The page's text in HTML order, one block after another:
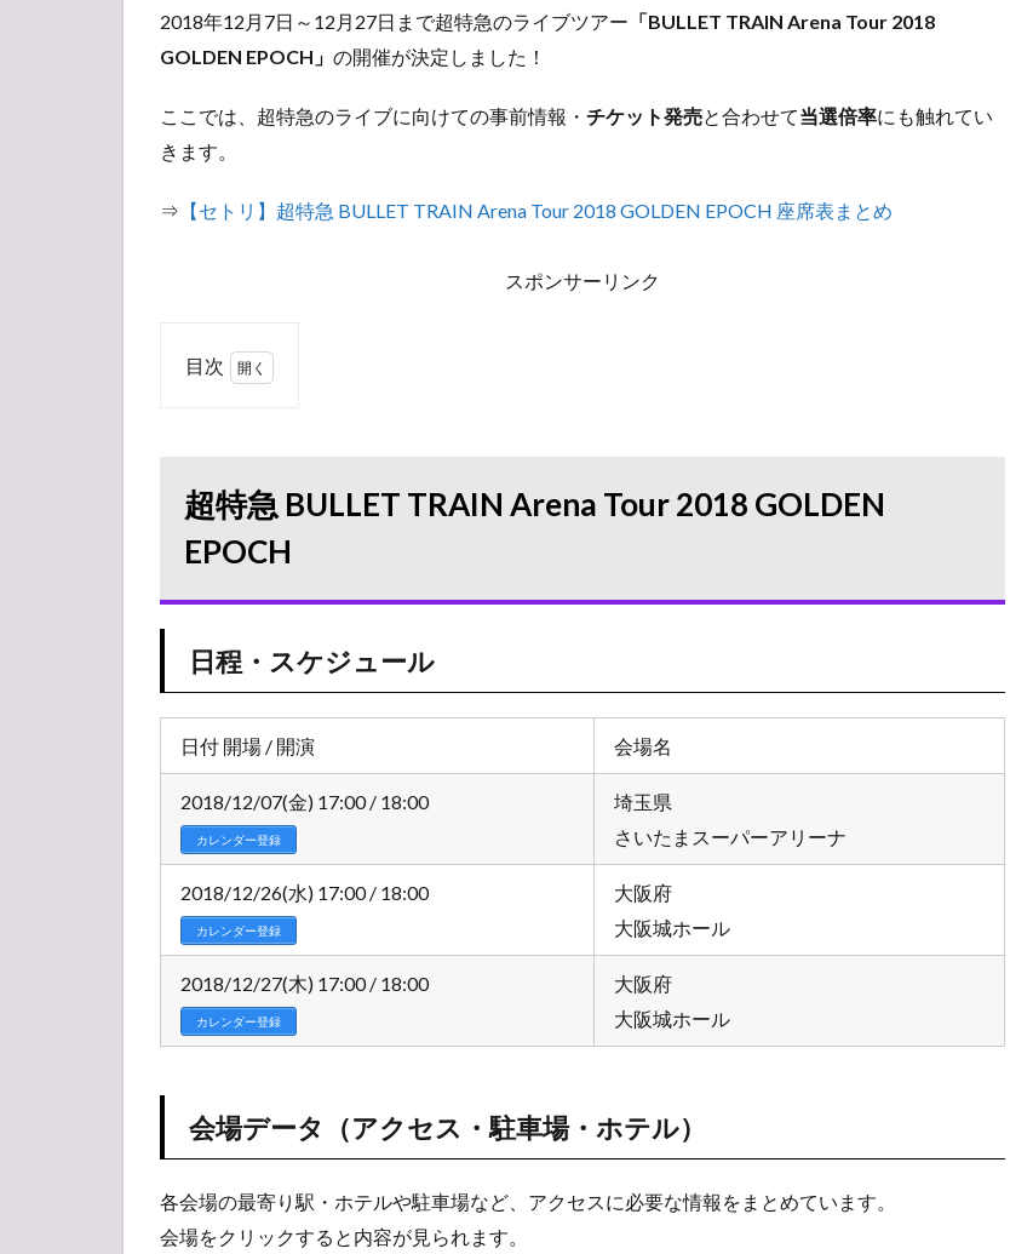
2018年12月7日～12月27日まで超特急のライブツアー 「BULLET TRAIN Arena Tour 2018
GOLDEN EPOCH」 の開催が決定しました！
ここでは、超特急のライブに向けての事前情報・ チケット発売と合わせて当選倍率にも触れてい
きます。
⇒ 【セトリ】超特急 BULLET TRAIN Arena Tour 2018 GOLDEN EPOCH 座席表まとめ
スポンサーリンク
目次
Arena
2018
EPOCH
1.1
日
ジュ
ール
会場
タ
（ア
クセ
ス・
場・
ホテ
1.3
チケ
価
先行/
超特急 BULLET TRAIN Arena Tour 2018 GOLDEN
EPOCH
日程・スケジュール
日付 開場 / 開演 会場名
2018/12/07(金) 17:00 / 18:00
カレンダー登録
埼玉県
さいたまスーパーアリーナ
2018/12/26(水) 17:00 / 18:00
カレンダー登録
大阪府
大阪城ホール
2018/12/27(木) 17:00 / 18:00
カレンダー登録
大阪府
大阪城ホール
会場データ（アクセス・駐車場・ホテル）
各会場の最寄り駅・ホテルや駐車場など、アクセスに必要な情報をまとめています。
会場をクリックすると内容が見られます。